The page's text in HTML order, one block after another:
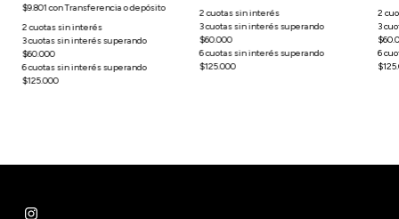
$9.801conTransferencia o depósito